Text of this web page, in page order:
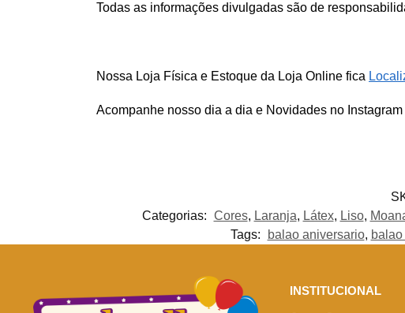
Todas as informações divulgadas são de
Nossa Loja Física e Estoque da Loja Online fica
Acompanhe nosso dia a dia e Novidades no Instagram
Categorias: Cores, Laranja, Látex, Liso,
Tags:
balao aniversario,
INSTITUCIONAL